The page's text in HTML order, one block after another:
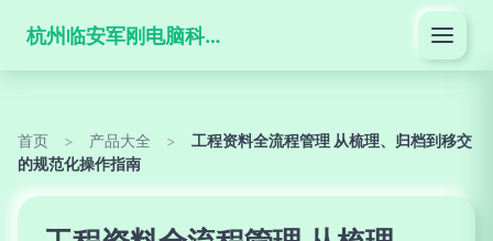
杭州临安军刚电脑科技有限公司
首页 > 产品大全 >
工程资料全流程管理 从梳理、归档到移交
的规范化操作指南